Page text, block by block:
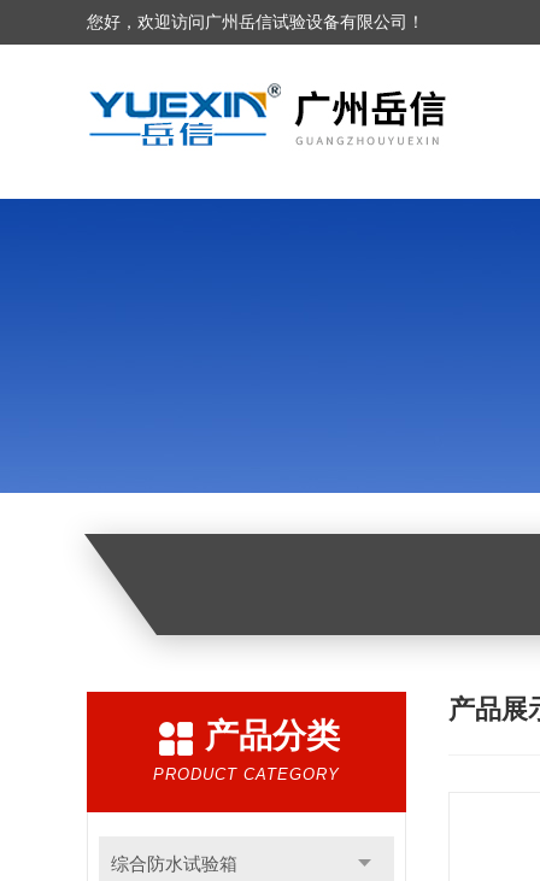
您好，欢迎访问广州岳信试验设备有限公司！
产品分类
PRODUCT CATEGORY
综合防水试验箱
产品展